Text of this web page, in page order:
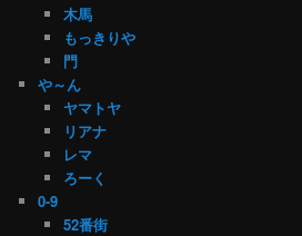
木馬
もっきりや
門
や～ん
ヤマトヤ
リアナ
レマ
ろーく
0-9
52番街